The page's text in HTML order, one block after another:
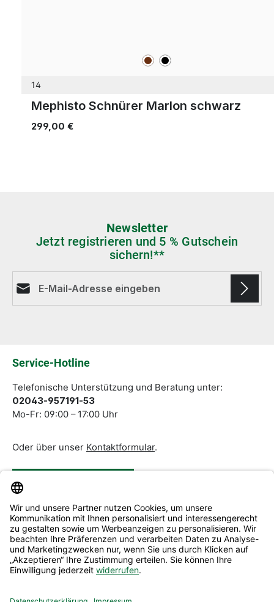
braunschwarz
14
Mephisto Schnürer Marlon schwarz
299,00 €
Newsletter
Jetzt registrieren und 5 % Gutschein
sichern!**
Service-Hotline
Telefonische Unterstützung und Beratung unter:
02043-957191-53
Mo-Fr: 09:00 – 17:00 Uhr
Oder über unser Kontaktformular.
Service & Beratung
Informationen